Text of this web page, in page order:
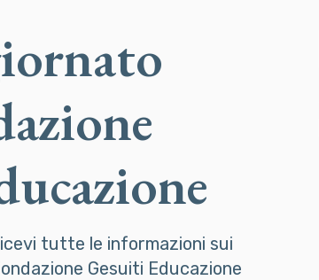
tutte le informazioni sui
Gesuiti Educazione